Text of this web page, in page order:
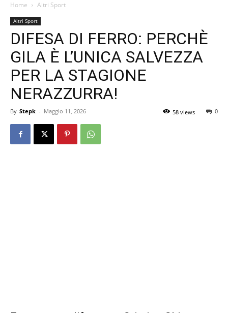
Home Altri Sport
Altri Sport
DIFESA DI FERRO: PERCHÈ
GILA È L’UNICA SALVEZZA
PER LA STAGIONE
NERAZZURRA!
By Stepk - Maggio 11, 2026 0
58 views